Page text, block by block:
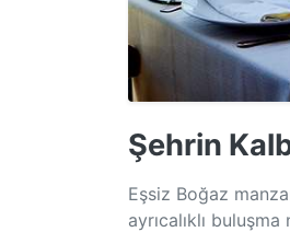
Şehrin
Eşsiz Boğaz
ayrıcalıklı